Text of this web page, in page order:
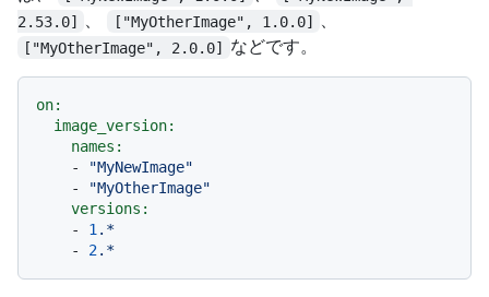
2.53.0] 、 ["MyOtherImage", 1.0.0] 、
["MyOtherImage", 2.0.0] などです。
on:
image_version:
names:
-
"MyNewImage"
-
"MyOtherImage"
versions:
-
1.*
-
2.*